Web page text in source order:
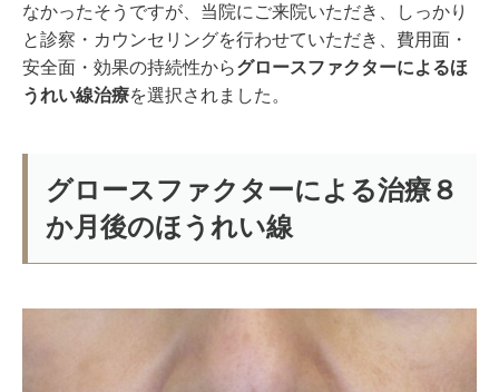
なかったそうですが、当院にご来院いただき、しっかり
と診察・カウンセリングを行わせていただき、費用面・
安全面・効果の持続性からグロースファクターによるほ
うれい線治療を選択されました。
グロースファクターによる治療８
か月後のほうれい線